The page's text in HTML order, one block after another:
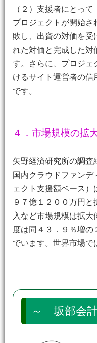
（２）支援者にとって
プロジェクトが開始さ
敗し、出資の対価を受
れた対価と完成した対
す。さらに、プロジェ
けるサイト運営者の信
です。
４．市場規模の拡
矢野経済研究所の調査
国内クラウドファン
ェクト支援額ベース）
９７億１２００万円
入など市場規模は拡
度は同４３．９％増
でいます。世界市場で
～ 坂部会